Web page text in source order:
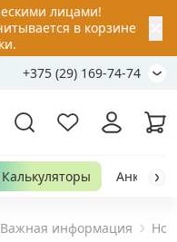
лицами!
в корзине
+375 (29) 169-74-74
Калькуляторы Анкер-
Важная информация